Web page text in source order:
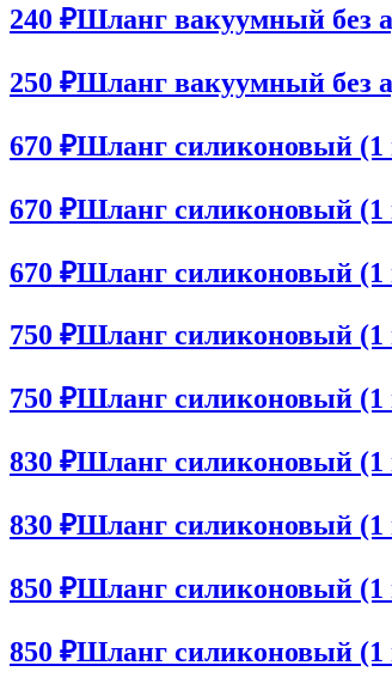
240 ₽Шланг вакуумный без
250 ₽Шланг вакуумный без
670 ₽Шланг силиконовый
670 ₽Шланг силиконовый
670 ₽Шланг силиконовый
750 ₽Шланг силиконовый
750 ₽Шланг силиконовый
830 ₽Шланг силиконовый
830 ₽Шланг силиконовый
850 ₽Шланг силиконовый
850 ₽Шланг силиконовый